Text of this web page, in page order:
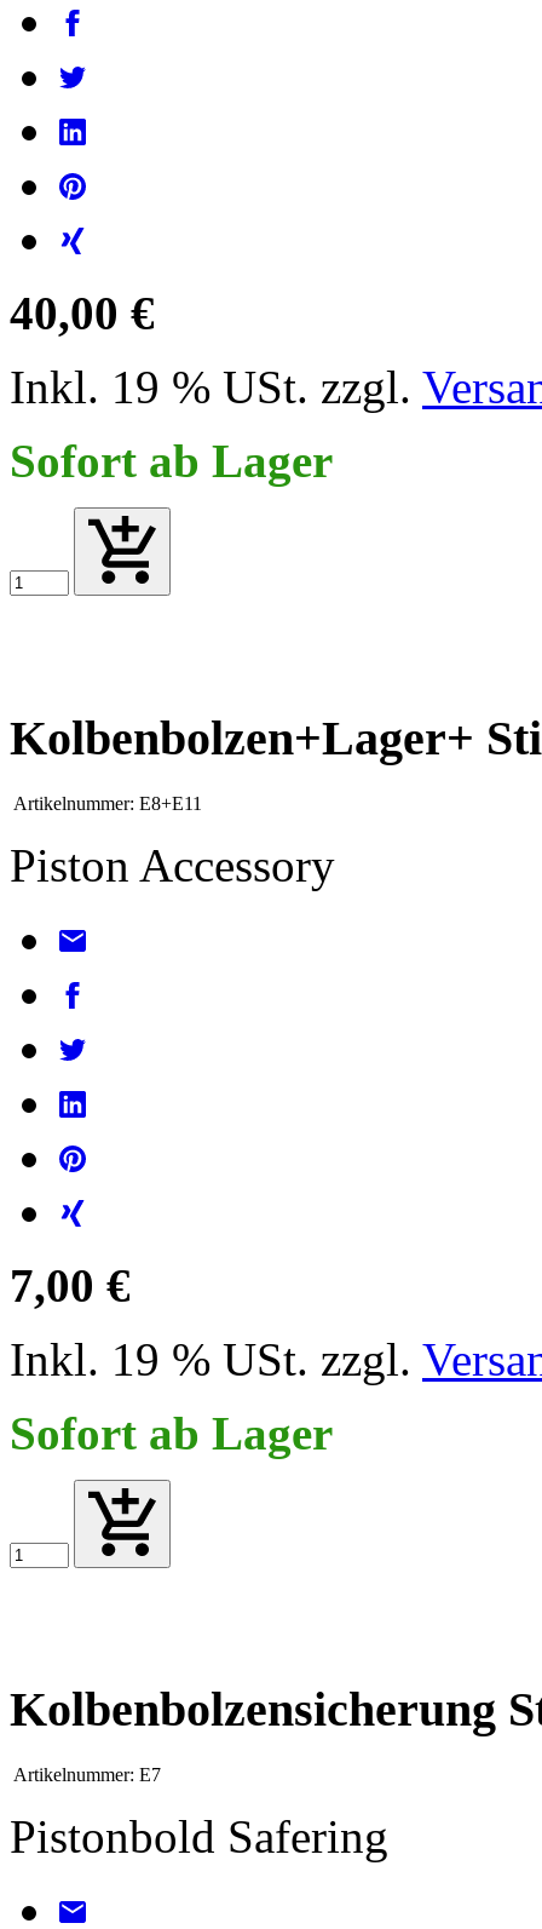
40,00 €
Inkl. 19 % USt. zzgl.
Sofort ab Lager
Kolbenbolzen+Lager+
Artikelnummer: E8+E11
Piston Accessory
7,00 €
Inkl. 19 % USt. zzgl.
Sofort ab Lager
Kolbenbolzensicherung
Artikelnummer: E7
Pistonbold Safering